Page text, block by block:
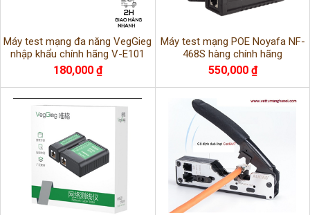
Máy test mạng đa năng VegGieg
nhập khẩu chính hãng V-E101
180,000 ₫
Máy test mạng POE Noyafa NF-
468S hàng chính hãng
550,000 ₫